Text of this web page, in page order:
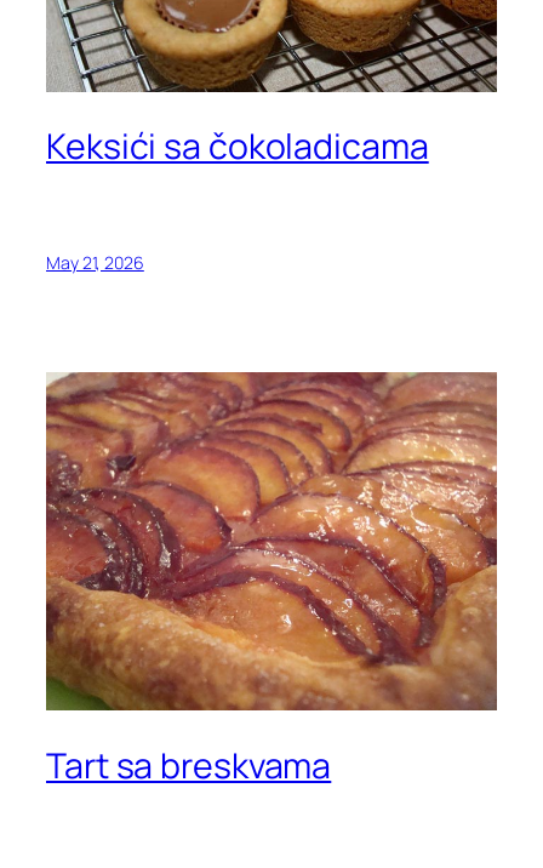
Keksići sa čokoladicama
May 21, 2026
Tart sa breskvama